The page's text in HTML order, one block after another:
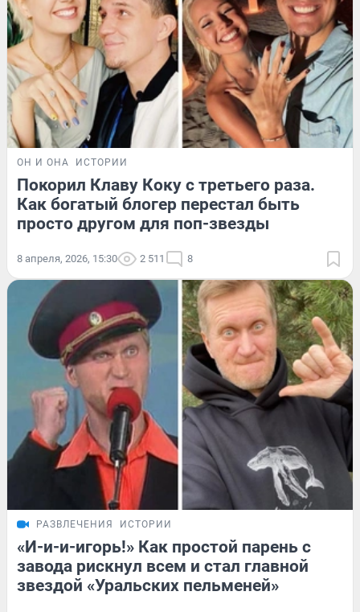
ОН И ОНА ИСТОРИИ
Покорил Клаву Коку с третьего раза.
Как богатый блогер перестал быть
просто другом для поп-звезды
8 апреля, 2026, 15:30 2 511 8
РАЗВЛЕЧЕНИЯ ИСТОРИИ
«И-и-и-игорь!» Как простой парень с
завода рискнул всем и стал главной
звездой «Уральских пельменей»